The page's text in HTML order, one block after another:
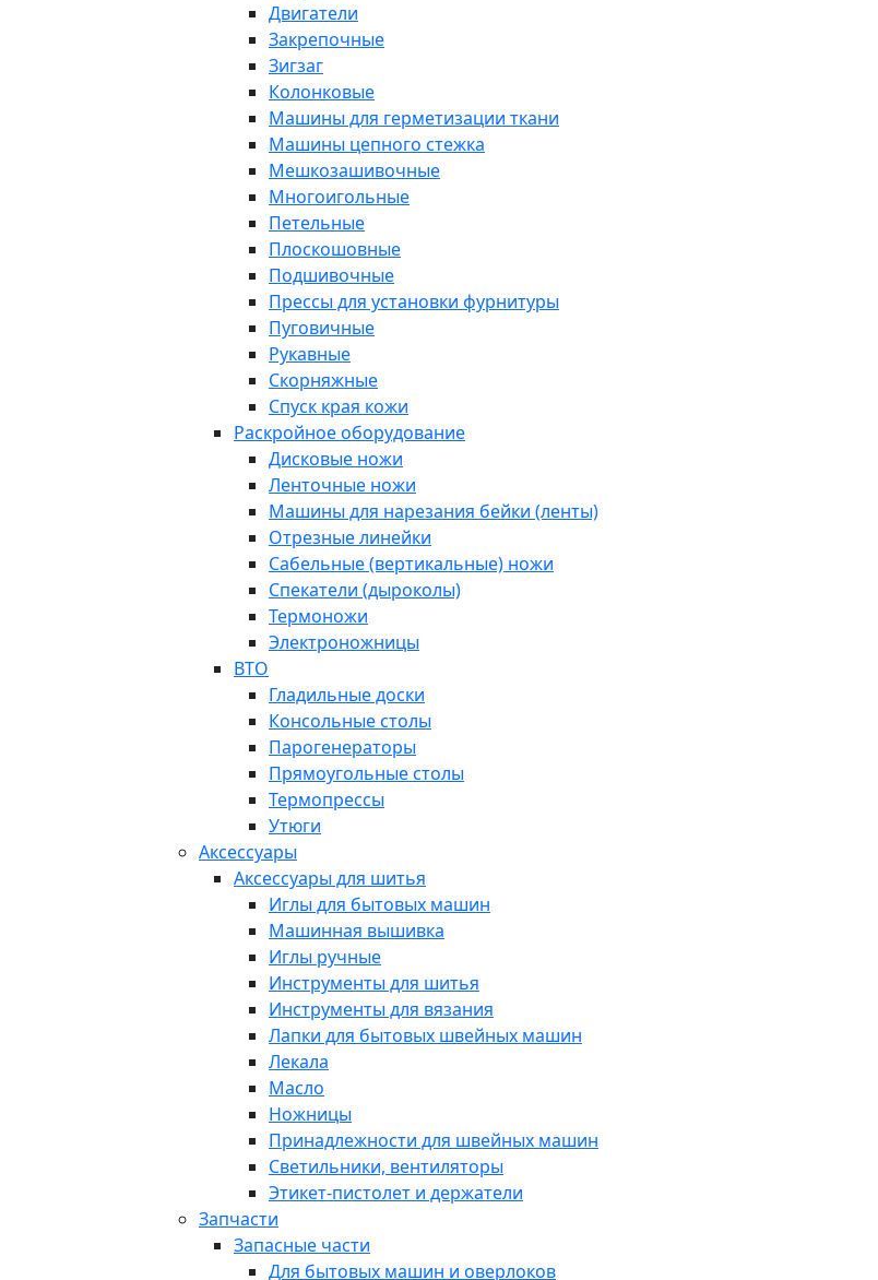
Двигатели
Закрепочные
Зигзаг
Колонковые
Машины для герметизации ткани
Машины цепного стежка
Мешкозашивочные
Многоигольные
Петельные
Плоскошовные
Подшивочные
Прессы для установки фурнитуры
Пуговичные
Рукавные
Скорняжные
Спуск края кожи
Раскройное оборудование
Дисковые ножи
Ленточные ножи
Машины для нарезания бейки (ленты)
Отрезные линейки
Сабельные (вертикальные) ножи
Спекатели (дыроколы)
Термоножи
Электроножницы
ВТО
Гладильные доски
Консольные столы
Парогенераторы
Прямоугольные столы
Термопрессы
Утюги
Аксессуары
Аксессуары для шитья
Иглы для бытовых машин
Машинная вышивка
Иглы ручные
Инструменты для шитья
Инструменты для вязания
Лапки для бытовых швейных машин
Лекала
Масло
Ножницы
Принадлежности для швейных машин
Светильники, вентиляторы
Этикет-пистолет и держатели
Запчасти
Запасные части
Для бытовых машин и оверлоков